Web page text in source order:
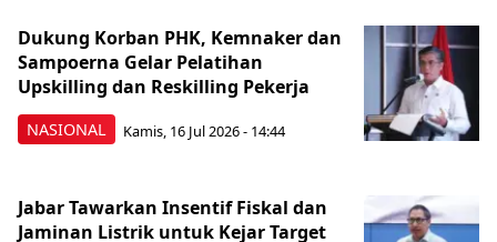
NASIONAL
Dukung Korban PHK, Kemnaker dan
Sampoerna Gelar Pelatihan
Upskilling dan Reskilling Pekerja
Kamis, 16 Jul 2026 - 14:44
Jabar Tawarkan Insentif Fiskal dan
Jaminan Listrik untuk Kejar Target